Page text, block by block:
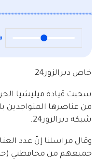
خاص ديرالزور24
سحبت قيادة ميليشيا
من عناصرها المتواجدين
شبكة ديرالزور24.
جميعهم من محافظتي